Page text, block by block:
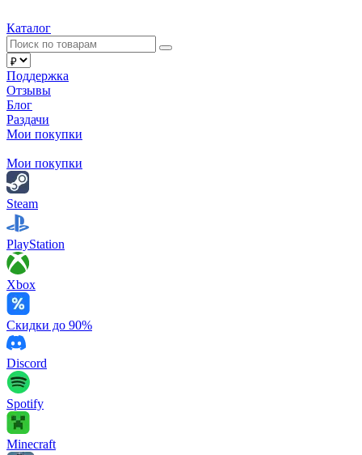
Каталог
Поддержка
Отзывы
Блог
Раздачи
Мои покупки
Мои покупки
Steam
PlayStation
Xbox
Скидки до 90%
Discord
Spotify
Minecraft